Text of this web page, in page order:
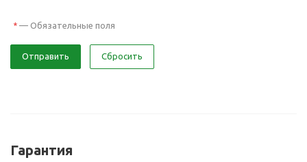
* — Обязательные поля
Отправить Сбросить
Гарантия